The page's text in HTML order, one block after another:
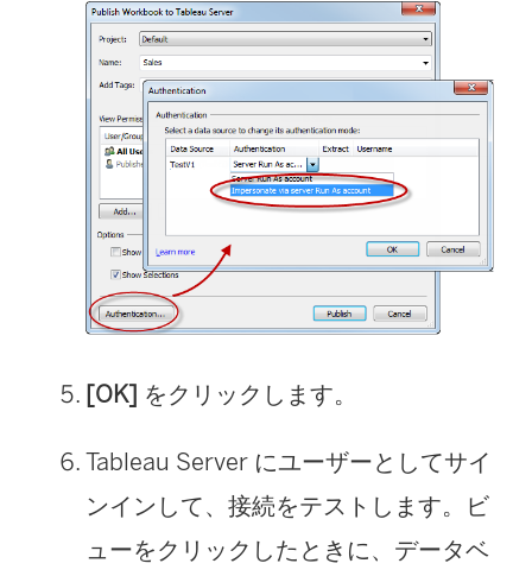
[OK] をクリックします。
Tableau Server にユーザーとしてサイ
ンインして、接続をテストします。ビ
ューをクリックしたときに、データベ